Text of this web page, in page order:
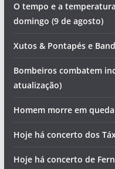
O tempo e a
domingo (9 de agosto)
Xutos & Pontapés e
Bombeiros combatem
atualização)
Homem morre em
Hoje há concerto dos
Hoje há concerto de